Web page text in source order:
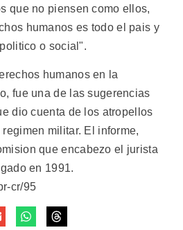
que no piensen como ellos,
humanos es todo el pais y
o social".
humanos en la
fue una de las sugerencias
dio cuenta de los atropellos
militar. El informe,
que encabezo el jurista
en 1991.
cr/95